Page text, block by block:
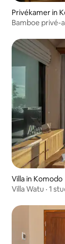
Privékamer in
Bamboe
Villa in Komodo
Villa Watu · 1